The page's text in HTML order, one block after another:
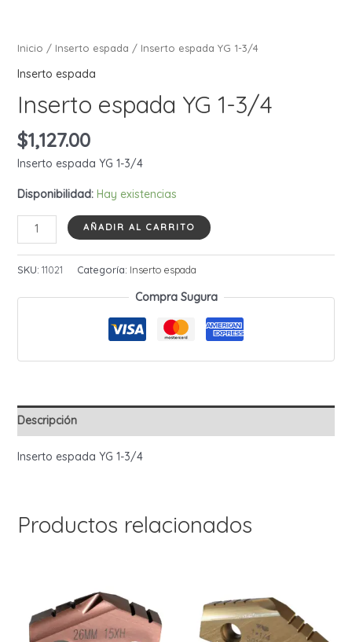
Inicio / Inserto espada / Inserto espada YG 1-3/4
Inserto espada
Inserto espada YG 1-3/4
$1,127.00
Inserto espada YG 1-3/4
Disponibilidad: Hay existencias
Inserto
espada
YG
3/4
AÑADIR AL CARRITO
SKU: 11021 Categoría: Inserto espada
Compra Sugura
Descripción
Inserto espada YG 1-3/4
Productos relacionados